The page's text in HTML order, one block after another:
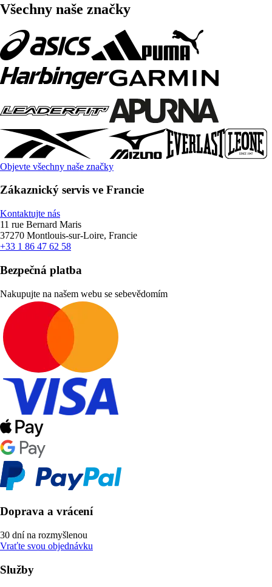
Všechny naše značky
Objevte všechny naše značky
Zákaznický servis ve Francie
Kontaktujte nás
11 rue Bernard Maris
37270 Montlouis-sur-Loire, Francie
+33 1 86 47 62 58
Bezpečná platba
Nakupujte na našem webu se sebevědomím
Doprava a vrácení
30 dní na rozmyšlenou
Vraťte svou objednávku
Služby